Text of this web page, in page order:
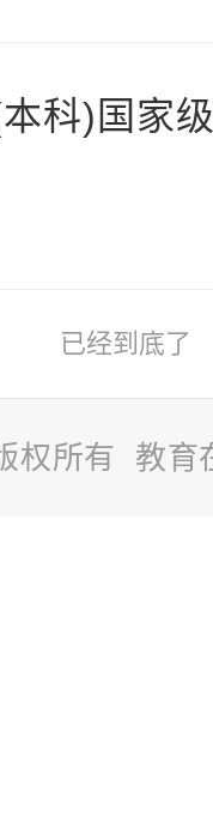
科)国家
已经到底了
权所有 教育